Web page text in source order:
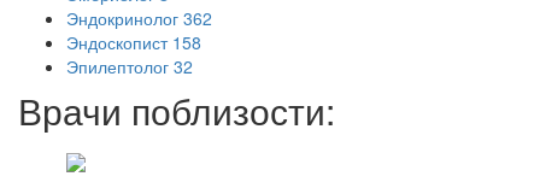
Эндокринолог 362
Эндоскопист 158
Эпилептолог 32
Врачи поблизости: